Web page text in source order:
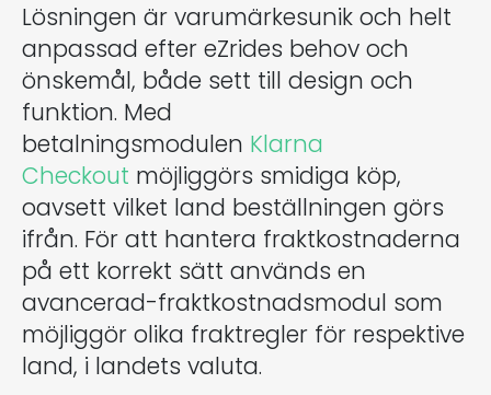
Lösningen är varumärkesunik och helt
anpassad efter eZrides behov och
önskemål, både sett till design och
funktion. Med
betalningsmodulen Klarna
Checkout möjliggörs smidiga köp,
oavsett vilket land beställningen görs
ifrån. För att hantera fraktkostnaderna
på ett korrekt sätt används en
avancerad-fraktkostnadsmodul som
möjliggör olika fraktregler för respektive
land, i landets valuta.